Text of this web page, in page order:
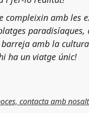
compleixin amb les
amb la
ha un viatge únic!
contacta amb